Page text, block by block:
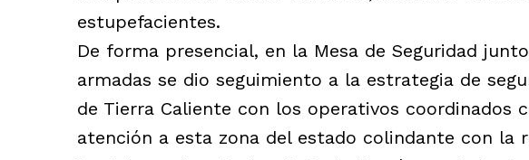
estupefacientes.
De forma presencial, en la Mesa de Seguridad
armadas se dio seguimiento a la estrategia de
de Tierra Caliente con los operativos coordinados
atención a esta zona del estado colindante con la